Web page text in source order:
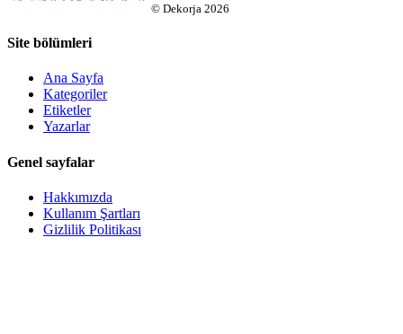
© Dekorja 2026
Site bölümleri
Ana Sayfa
Kategoriler
Etiketler
Yazarlar
Genel sayfalar
Hakkımızda
Kullanım Şartları
Gizlilik Politikası